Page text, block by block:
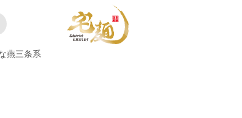
燕三条系